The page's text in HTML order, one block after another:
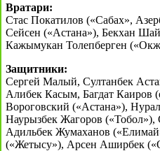
Вратари:
Стас Покатилов («Сабах»,
Сейсен («Астана»), Бекхан
Кажымукан Толепберген
Защитники:
Сергей Малый, Султанбек
Алибек Касым, Багдат Каиров
Вороговский («Астана»),
Наурызбек Жагоров
Адильбек Жумаханов
(«Жетысу»), Арсен Аширбек